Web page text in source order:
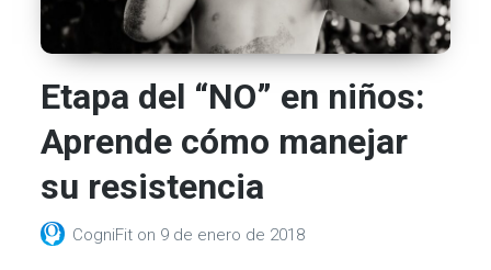
Etapa del “NO” en niños:
Aprende cómo manejar
su resistencia
CogniFit on 9 de enero de 2018